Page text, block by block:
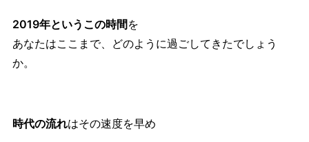
2019年というこの時間 を
あなたはここまで、どのように過ごしてきたでしょう
か。
時代の流れはその速度を早め